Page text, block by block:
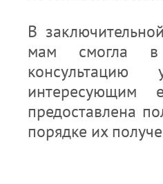
В
мам смогла в
консультацию
предоставлена
порядке их